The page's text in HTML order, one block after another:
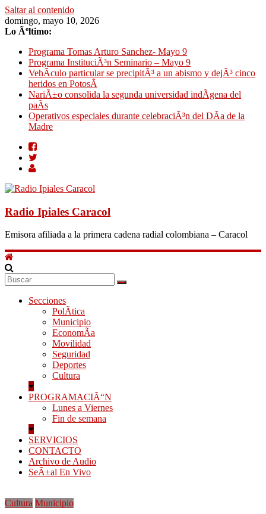
Saltar al contenido
domingo, mayo 10, 2026
Lo Ãºltimo:
Programa Tomas Arturo Sanchez- Mayo 9
Programa InstituciÃ³n Seminario – Mayo 9
VehÃ­culo particular se precipitÃ³ a un abismo y dejÃ³ cinco
heridos en PotosÃ­
NariÃ±o consolida la segunda universidad indÃ­gena del
paÃ­s
Operativos especiales durante celebraciÃ³n del DÃ­a de la
Madre
Radio Ipiales Caracol
Emisora afiliada a la primera cadena radial colombiana – Caracol
Secciones
PolÃ­tica
Municipio
EconomÃ­a
Movilidad
Seguridad
Deportes
Cultura
PROGRAMACIÃ“N
Lunes a Viernes
Fin de semana
SERVICIOS
CONTACTO
Archivo de Audio
SeÃ±al En Vivo
Cultura Municipio